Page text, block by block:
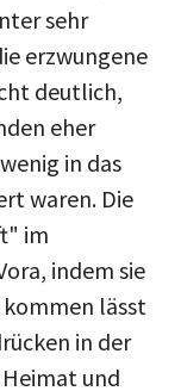
sehr
erzwungene
deutlich,
eher
in das
waren. Die
im
indem sie
lässt
in der
und